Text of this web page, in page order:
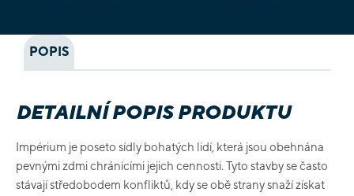
POPIS
DETAILNÍ POPIS PRODUKTU
Impérium je poseto sídly bohatých lidí, která jsou obehnána
pevnými zdmi chránícími jejich cennosti. Tyto stavby se často
stávají středobodem konfliktů, kdy se obě strany snaží získat